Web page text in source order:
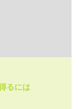
るには